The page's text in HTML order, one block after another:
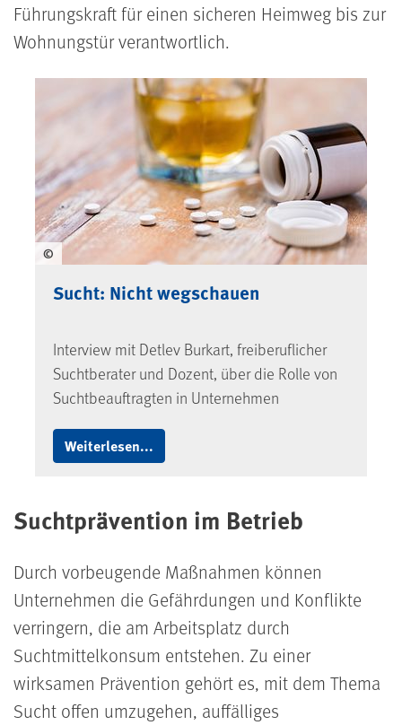
Führungskraft für einen sicheren Heimweg bis zur
Wohnungstür verantwortlich.
©
Sucht: Nicht wegschauen
Interview mit Detlev Burkart, freiberuflicher
Suchtberater und Dozent, über die Rolle von
Suchtbeauftragten in Unternehmen
Weiterlesen...
Suchtprävention im Betrieb
Durch vorbeugende Maßnahmen können
Unternehmen die Gefährdungen und Konflikte
verringern, die am Arbeitsplatz durch
Suchtmittelkonsum entstehen. Zu einer
wirksamen Prävention gehört es, mit dem Thema
Sucht offen umzugehen, auffälliges